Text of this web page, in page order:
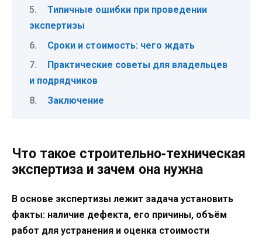
Типичные ошибки при проведении
экспертизы
Сроки и стоимость: чего ждать
Практические советы для владельцев
и подрядчиков
Заключение
Что такое строительно‑техническая
экспертиза и зачем она нужна
В основе экспертизы лежит задача установить
факты: наличие дефекта, его причины, объём
работ для устранения и оценка стоимости